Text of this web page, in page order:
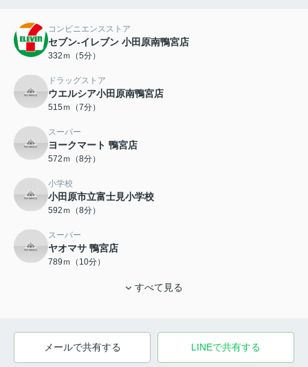
コンビニエンスストア
セブン-イレブン 小田原南鴨宮店
332ｍ（5分）
ドラッグストア
ウエルシア小田原南鴨宮店
515ｍ（7分）
スーパー
ヨークマート 鴨宮店
572ｍ（8分）
小学校
小田原市立富士見小学校
592ｍ（8分）
スーパー
ヤオマサ 鴨宮店
789ｍ（10分）
すべて見る
メールで共有する LINEで共有する